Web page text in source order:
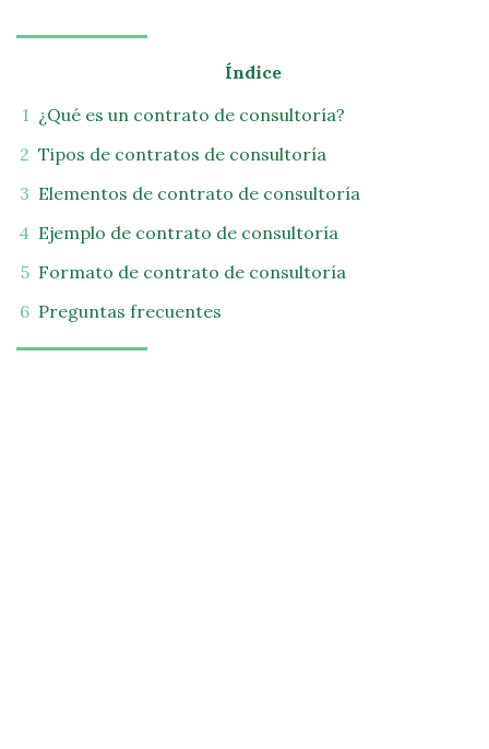
Índice
¿Qué es un contrato de consultoría?
Tipos de contratos de consultoría
Elementos de contrato de consultoría
Ejemplo de contrato de consultoría
Formato de contrato de consultoría
Preguntas frecuentes